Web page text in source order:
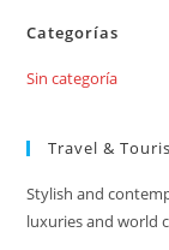
Categorías
Sin categoría
Travel &
Stylish and
luxuries and world